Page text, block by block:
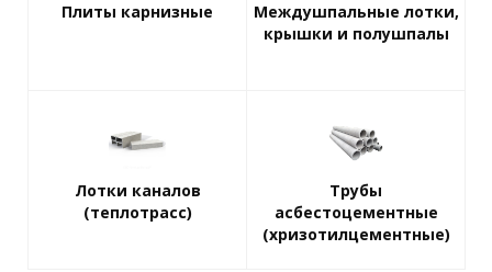
Плиты карнизные
Междушпальные лотки,
крышки и полушпалы
Лотки каналов
(теплотрасс)
Трубы
асбестоцементные
(хризотилцементные)